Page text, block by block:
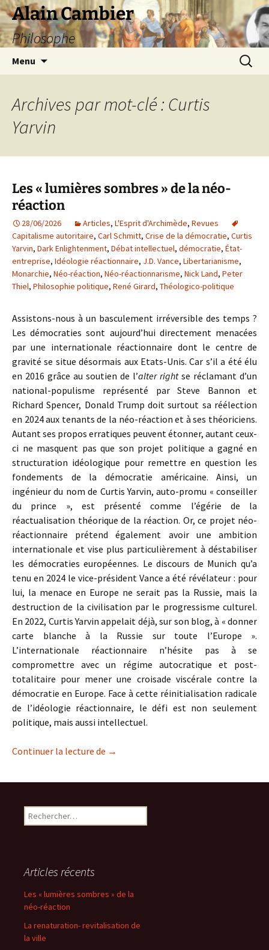
Aller
au
contenu
Alain Cambier
Philosophe
Menu
Archives par mot-clé : Curtis
Yarvin
Les « lumières sombres » de la néo-
réaction
28/06/2026 Articles, L'Esprit d'Archimède, Revues
Capitalisme autoritaire, Carl Schmitt, Crise de la démocratie, Curtis
Yarvin, Dark Enlightenment, Débat intellectuel, démocratie, État-
entreprise, Idéologie réactionnaire, J.D. Vance, Libertarianisme,
Monarchie, Néo-réaction, Néo-réactionnarisme, Nick Land, Peter
Thiel, Philosophie politique, René Girard, Théologico-politique
Assistons-nous à un basculement irréversible des temps ?
Les démocraties sont aujourd’hui directement menacées
par une internationale réactionnaire dont le centre de
gravité se situe désormais aux Etats-Unis. Car s’il a été élu
en 2016 grâce au soutien de l’alter rightse réclamant d’un
national-populisme représenté par Steve Bannon et
Richard Spencer, Donald Trump doit surtout sa réélection
en 2024 aux tenants de la néo-réaction et à ses théoriciens.
Autant ses propos erratiques peuvent étonner, autant ceux-
ci ne masquent pas que son projet politique a gagné en
structuration idéologique pour remettre en question les
fondements de la démocratie américaine. Ainsi, un
ingénieur du nom de Curtis Yarvin, auto-promu « conseiller
du prince », est présenté comme l’égérie de la
réactualisation théorique de la réaction. Or, ce projet néo-
réactionnaire prétend également avoir une ambition
internationale et vise plus particulièrement à déstabiliser
les démocraties européennes. Le discours de Munich qu’a
tenu en 2024 le vice-président Vance a été révélateur : pour
lui, la menace en Europe ne serait pas la Russie, mais la
destruction de la civilisation par le progressisme culturel.
En 2022, Curtis Yarvin appelait déjà, sur son blog, à « donner
carte blanche à la Russie sur toute l’Europe ».
L’internationale réactionnaire n’hésite pas à se
compromettre avec un régime autocratique et post-
totalitaire pour mener une croisade viscérale contre la
démocratie en Europe. Face à cette réinitialisation radicale
de l’idéologie réactionnaire, le défi est non seulement
politique, mais aussi intellectuel.
Continuer la lecture de Les « lumières sombres » de la néo-
→
Rechercher :
Articles récents
Les « lumières sombres » de la
néo-réaction
La renaturation- revitalisation de
la ville